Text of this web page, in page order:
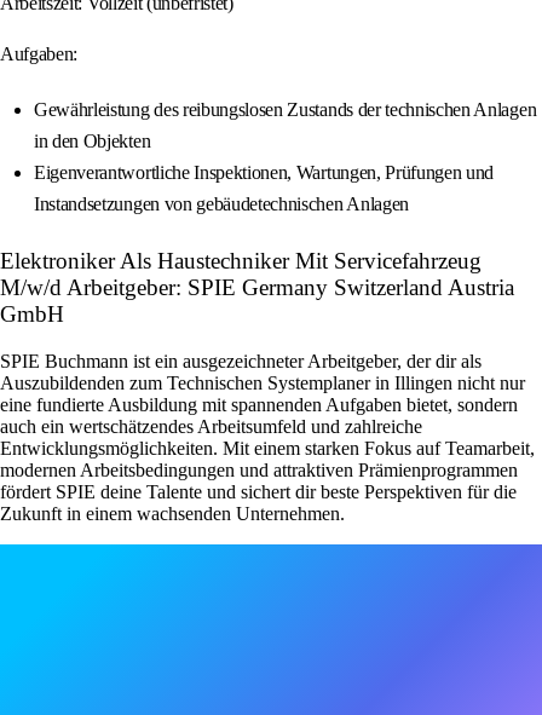
Aufgaben:
Gewährleistung des reibungslosen Zustands der technischen Anlagen
in den Objekten
Eigenverantwortliche Inspektionen, Wartungen, Prüfungen und
Instandsetzungen von gebäudetechnischen Anlagen
Elektroniker Als Haustechniker Mit Servicefahrzeug
M/w/d Arbeitgeber: SPIE Germany Switzerland Austria
GmbH
SPIE Buchmann ist ein ausgezeichneter Arbeitgeber, der dir als
Auszubildenden zum Technischen Systemplaner in Illingen nicht nur
eine fundierte Ausbildung mit spannenden Aufgaben bietet, sondern
auch ein wertschätzendes Arbeitsumfeld und zahlreiche
Entwicklungsmöglichkeiten. Mit einem starken Fokus auf Teamarbeit,
modernen Arbeitsbedingungen und attraktiven Prämienprogrammen
fördert SPIE deine Talente und sichert dir beste Perspektiven für die
Zukunft in einem wachsenden Unternehmen.